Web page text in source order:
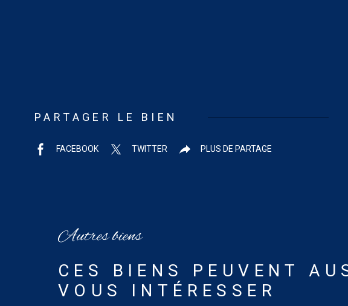
PARTAGER LE BIEN
FACEBOOK TWITTER PLUS DE PARTAGE
Autres biens
CES BIENS PEUVENT
VOUS INTÉRESSER